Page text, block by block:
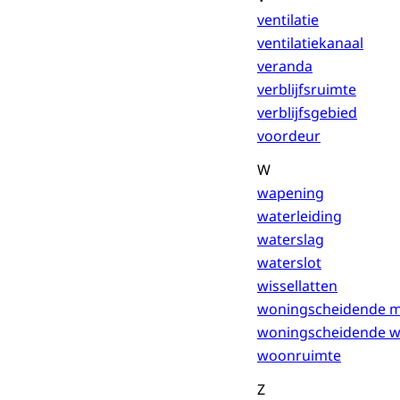
ventilatie
ventilatiekanaal
veranda
verblijfsruimte
verblijfsgebied
voordeur
W
wapening
waterleiding
waterslag
waterslot
wissellatten
woningscheidende
woningscheidende
woonruimte
Z